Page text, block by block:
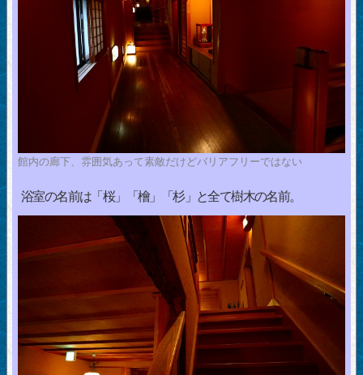
館内の廊下、雰囲気あって素敵だけどバリアフリーではない
浴室の名前は「桜」「檜」「杉」と全て樹木の名前。